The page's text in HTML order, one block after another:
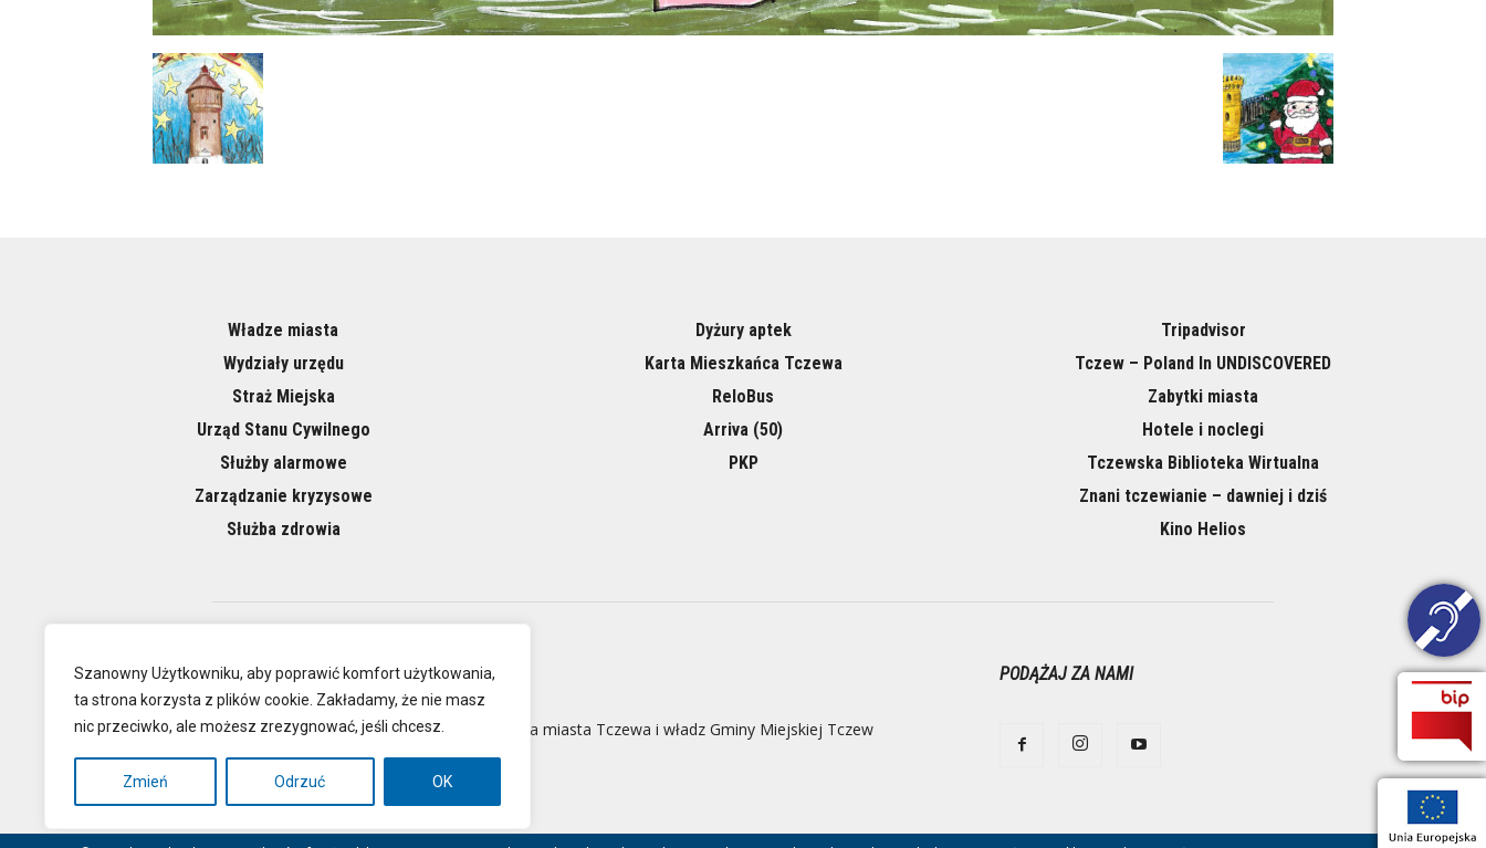
Szanowny Użytkowniku, aby poprawić komfort użytkowania,
ta strona korzysta z plików cookie. Zakładamy, że nie masz
nic przeciwko, ale możesz zrezygnować, jeśli chcesz.
Zmień Odrzuć OK
Władze miasta
Wydziały urzędu
Straż Miejska
Urząd Stanu Cywilnego
Służby alarmowe
Zarządzanie kryzysowe
Służba zdrowia
Dyżury aptek
Karta Mieszkańca Tczewa
ReloBus
Arriva (50)
PKP
Tripadvisor
Tczew – Poland In UNDISCOVERED
Zabytki miasta
Hotele i noclegi
Tczewska Biblioteka Wirtualna
Znani tczewianie – dawniej i dziś
Kino Helios
O NAS
Oficjalna strona miasta Tczewa i władz Gminy Miejskiej Tczew
PODĄŻAJ ZA NAMI